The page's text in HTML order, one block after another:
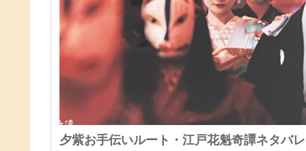
夕紫お手伝いルート・江戸花魁奇譚ネタバレ